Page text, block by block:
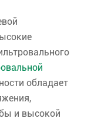
обладает
и высокой